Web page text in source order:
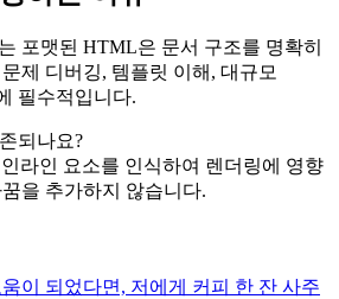
포맷된 HTML은 문서 구조를 명확히
제 디버깅, 템플릿 이해, 대규모
필수적입니다.
되나요?
인라인 요소를 인식하여 렌더링에 영향
을 추가하지 않습니다.
이 되었다면, 저에게 커피 한 잔 사주